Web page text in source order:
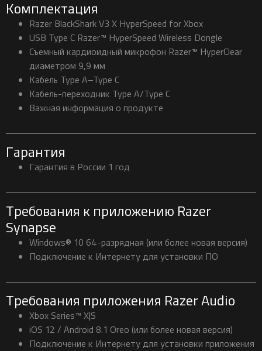
Комплектация
Razer BlackShark V3 X HyperSpeed for Xbox
USB Type C Razer™ HyperSpeed Wireless Dongle
Съемный кардиоидный микрофон Razer™ HyperClear
диаметром 9,9 мм
Кабель Type A–Type C
Кабель-переходник Type A/Type C
Важная информация о продукте
Гарантия
Гарантия в России 1 год
Требования к приложению Razer
Synapse
Windows® 10 64-разрядная (или более новая версия)
Подключение к Интернету для установки ПО
Требования приложения Razer Audio
Xbox Series™ X|S
iOS 12 / Android 8.1 Oreo (или более новая версия)
Подключение к Интернету для установки приложения